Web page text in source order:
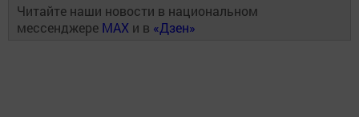
Читайте наши новости в национальном
мессенджере MAX и в «Дзен»